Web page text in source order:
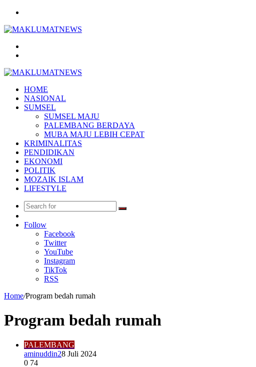
HOME
NASIONAL
SUMSEL
SUMSEL MAJU
PALEMBANG BERDAYA
MUBA MAJU LEBIH CEPAT
KRIMINALITAS
PENDIDIKAN
EKONOMI
POLITIK
MOZAIK ISLAM
LIFESTYLE
Search
Article
Follow
Facebook
Twitter
YouTube
Instagram
TikTok
RSS
Home/Program bedah rumah
Program bedah rumah
PALEMBANG
aminuddin28 Juli 2024
0 74